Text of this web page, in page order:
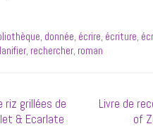
donnée écrire écriture
, rechercher, roman
riz grillées de
& Ecarlate
Next
Livre de
of